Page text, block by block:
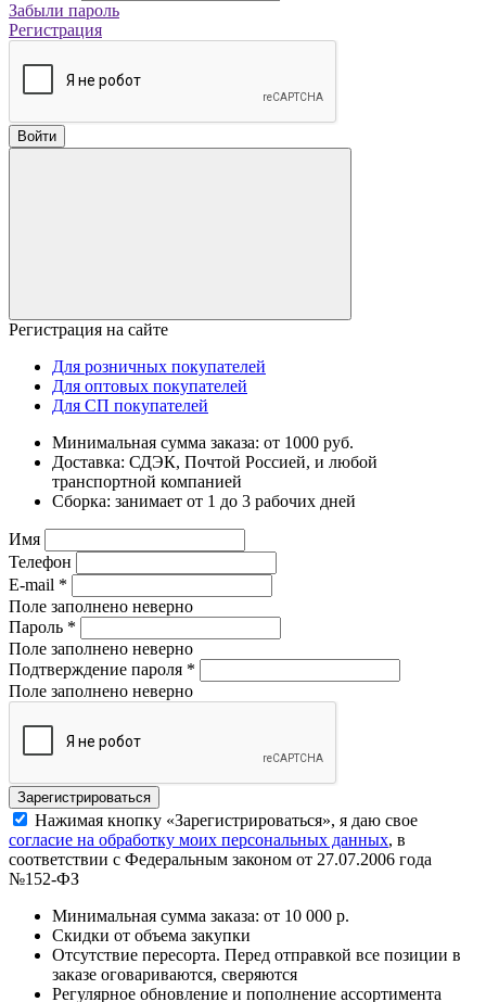
Забыли пароль
Регистрация
Войти
Регистрация на сайте
Для розничных покупателей
Для оптовых покупателей
Для СП покупателей
Минимальная сумма заказа: от 1000 руб.
Доставка: СДЭК, Почтой Россией, и любой
транспортной компанией
Сборка: занимает от 1 до 3 рабочих дней
Имя
Телефон
E-mail *
Поле заполнено неверно
Пароль *
Поле заполнено неверно
Подтверждение пароля *
Поле заполнено неверно
Нажимая кнопку «Зарегистрироваться», я даю свое
согласие на обработку моих персональных данных, в
соответствии с Федеральным законом от 27.07.2006 года
№152-ФЗ
Минимальная сумма заказа: от 10 000 р.
Скидки от объема закупки
Отсутствие пересорта. Перед отправкой все позиции в
заказе оговариваются, сверяются
Регулярное обновление и пополнение ассортимента